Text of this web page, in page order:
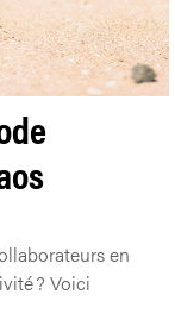
en
? Voici